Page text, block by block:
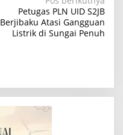
Petugas PLN UID S2JB
Berjibaku Atasi Gangguan
Listrik di Sungai Penuh